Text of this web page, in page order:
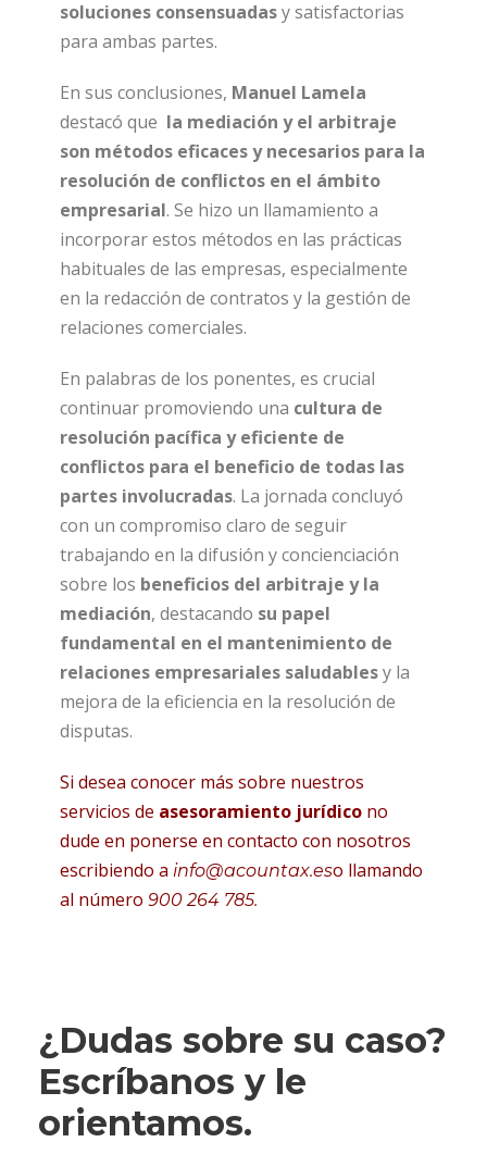
soluciones consensuadasy satisfactorias
para ambas partes.
En sus conclusiones, Manuel Lamela
destacó que la mediación y el arbitraje
son métodos eficaces y necesarios para la
resolución de conflictos en el ámbito
empresarial. Se hizo un llamamiento a
incorporar estos métodos en las prácticas
habituales de las empresas, especialmente
en la redacción de contratos y la gestión de
relaciones comerciales.
En palabras de los ponentes, es crucial
continuar promoviendo una cultura de
resolución pacífica y eficiente de
conflictos para el beneficio de todas las
partes involucradas. La jornada concluyó
con un compromiso claro de seguir
trabajando en la difusión y concienciación
sobre los beneficios del arbitraje y la
mediación, destacando su papel
fundamental en el mantenimiento de
relaciones empresariales saludablesy la
mejora de la eficiencia en la resolución de
disputas.
Si desea conocer más sobre nuestros
servicios de asesoramiento jurídico no
dude en ponerse en contacto con nosotros
escribiendo a info@acountax.eso llamando
al número 900 264 785.
¿Dudas sobre su caso?
Escríbanos y le
orientamos.